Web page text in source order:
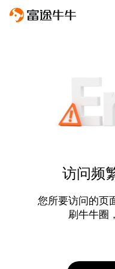
访问频
您所要访问的页
刷牛牛圈